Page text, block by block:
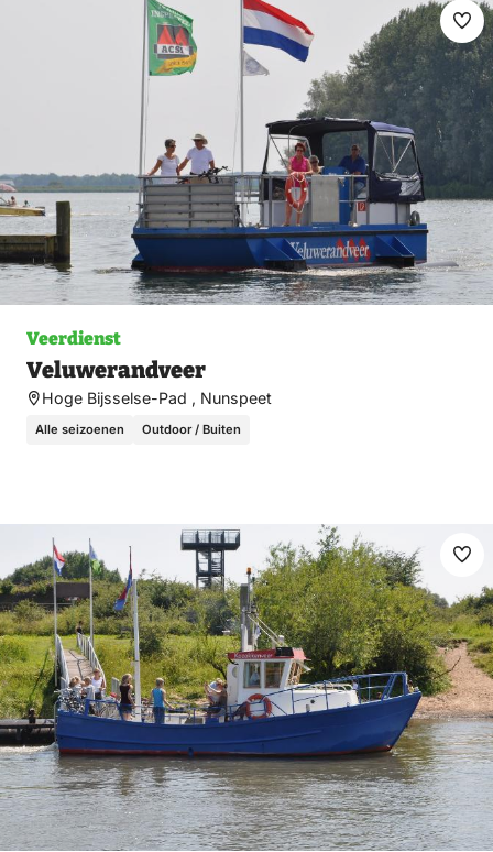
Veerdienst
Veluwerandveer
Hoge Bijsselse-Pad , Nunspeet
Alle seizoenen Outdoor / Buiten